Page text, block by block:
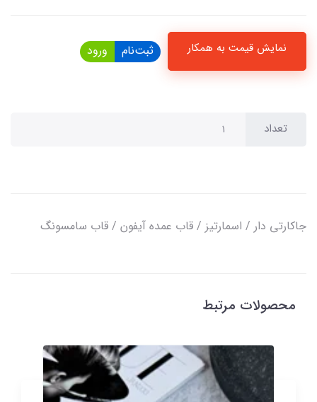
نمایش قیمت به همکار ثبت‌نام ورود
تعداد
جاکارتی دار / اسمارتیز / قاب عمده آیفون / قاب سامسونگ
محصولات مرتبط